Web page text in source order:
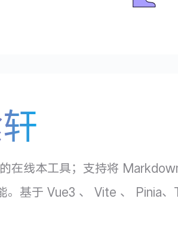
在线本工具；支持将
。基于 Vue3 、 Vite 、 Pinia